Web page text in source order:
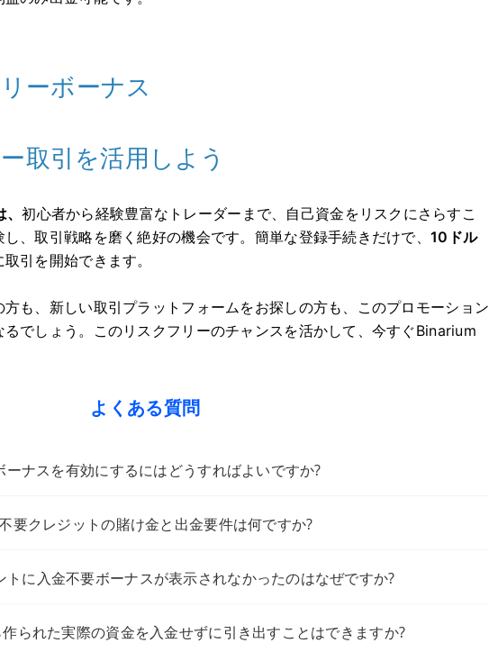
ーボーナス
取引を活用しよう
、初心者から経験豊富なトレーダーまで、自己資金をリスクにさらすこ
、取引戦略を磨く絶好の機会です。簡単な登録手続きだけで、10ドル
引を開始できます。
も、新しい取引プラットフォームをお探しの方も、このプロモーション
でしょう。このリスクフリーのチャンスを活かして、今すぐBinarium
よくある質問
ナスを有効にするにはどうすればよいですか?
要クレジットの賭け金と出金要件は何ですか?
に入金不要ボーナスが表示されなかったのはなぜですか?
られた実際の資金を入金せずに引き出すことはできますか?